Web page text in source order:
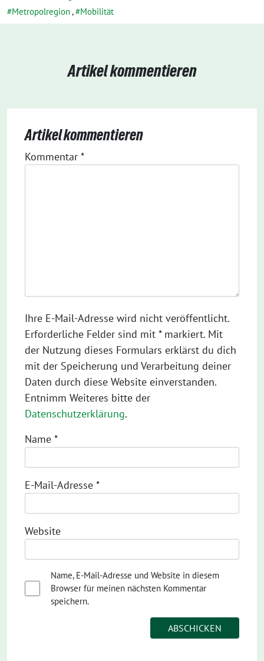
Metropolregion, Mobilität
Artikel kommentieren
Artikel kommentieren
Kommentar *
Ihre E-Mail-Adresse wird nicht veröffentlicht.
Erforderliche Felder sind mit * markiert. Mit
der Nutzung dieses Formulars erklärst du dich
mit der Speicherung und Verarbeitung deiner
Daten durch diese Website einverstanden.
Entnimm Weiteres bitte der
Datenschutzerklärung.
Name *
E-Mail-Adresse *
Website
Name, E-Mail-Adresse und Website in diesem
Browser für meinen nächsten Kommentar
speichern.